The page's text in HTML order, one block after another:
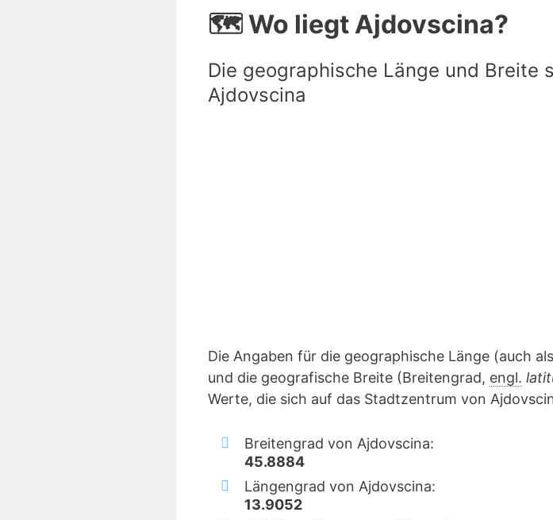
🗺️ Wo liegt Ajdovscina?
Die geographische Länge und Breite
Ajdovscina
Die Angaben für die geographische Länge (auch
und die geografische Breite (Breitengrad, engl.
Werte, die sich auf das Stadtzentrum von
Breitengrad von Ajdovscina:
45.8884
Längengrad von Ajdovscina:
13.9052